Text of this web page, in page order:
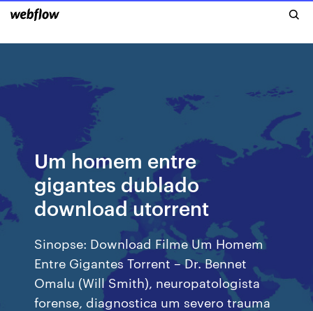
Um homem entre
gigantes dublado
download utorrent
Sinopse: Download Filme Um Homem
Entre Gigantes Torrent – Dr. Bennet
Omalu (Will Smith), neuropatologista
forense, diagnostica um severo trauma